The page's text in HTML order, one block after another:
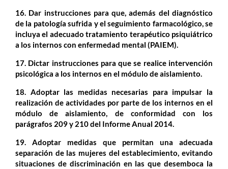
16. Dar instrucciones para que, además del diagnóstico
de la patología sufrida y el seguimiento farmacológico, se
incluya el adecuado tratamiento terapéutico psiquiátrico
a los internos con enfermedad mental (PAIEM).
17. Dictar instrucciones para que se realice intervención
psicológica a los internos en el módulo de aislamiento.
18. Adoptar las medidas necesarias para impulsar la
realización de actividades por parte de los internos en el
módulo de aislamiento, de conformidad con los
parágrafos 209 y 210 del Informe Anual 2014.
19. Adoptar medidas que permitan una adecuada
separación de las mujeres del establecimiento, evitando
situaciones de discriminación en las que desemboca la